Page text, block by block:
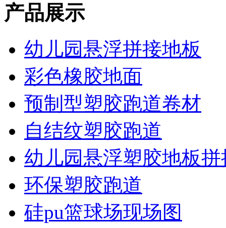
产品展示
幼儿园悬浮拼接地板
彩色橡胶地面
预制型塑胶跑道卷材
自结纹塑胶跑道
幼儿园悬浮塑胶地板
环保塑胶跑道
硅pu篮球场现场图